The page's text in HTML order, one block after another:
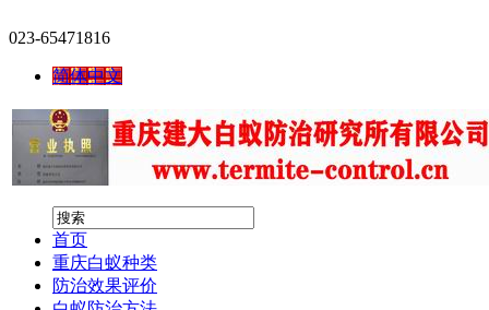
023-65471816
简体中文
首页
重庆白蚁种类
防治效果评价